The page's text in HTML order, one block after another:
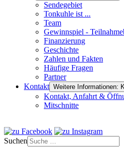
Sendegebiet
Tonkuhle ist ...
Team
Gewinnspiel -
Finanzierung
Geschichte
Zahlen und Fakten
Häufige Fragen
Partner
Kontakt Weitere Informationen:
Kontakt, Anfahrt &
Mitschnitte
Suchen